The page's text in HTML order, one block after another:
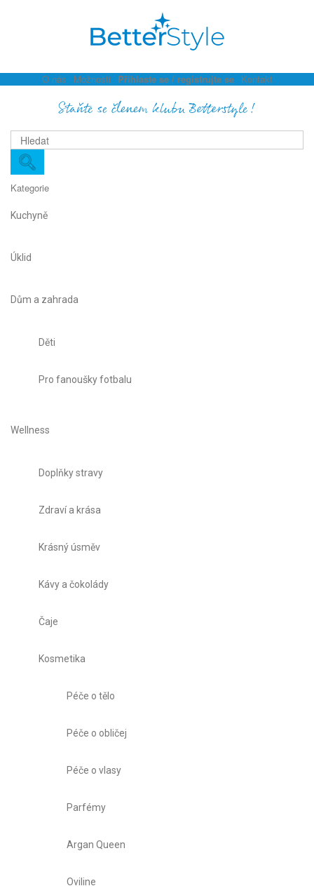
O nás Možnosti Přihlaste se / registrujte se Kontakt
Staňte se členem klubu Betterstyle!
Kategorie
Kuchyně
Úklid
Dům a zahrada
Děti
Pro fanoušky fotbalu
Wellness
Doplňky stravy
Zdraví a krása
Krásný úsměv
Kávy a čokolády
Čaje
Kosmetika
Péče o tělo
Péče o obličej
Péče o vlasy
Parfémy
Argan Queen
Oviline